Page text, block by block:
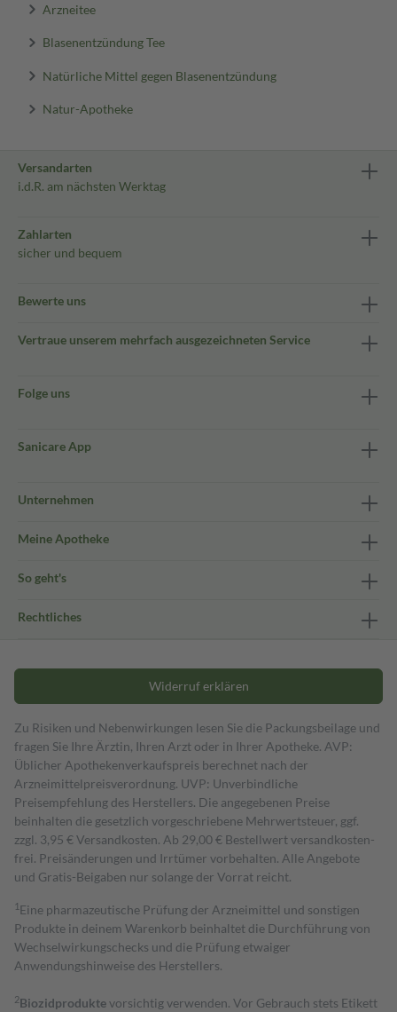
Arzneitee
Blasenentzündung Tee
Natürliche Mittel gegen Blasenentzündung
Natur-Apotheke
Versandarten
i.d.R. am nächsten Werktag
Zahlarten
sicher und bequem
Bewerte uns
Vertraue unserem mehrfach ausgezeichneten Service
Folge uns
Sanicare App
Unternehmen
Meine Apotheke
So geht's
Rechtliches
Widerruf erklären
Zu Risiken und Nebenwirkungen lesen Sie die Packungsbeilage und
fragen Sie Ihre Ärztin, Ihren Arzt oder in Ihrer Apotheke. AVP:
Üblicher Apothekenverkaufspreis berechnet nach der
Arzneimittelpreisverordnung. UVP: Unverbindliche
Preisempfehlung des Herstellers. Die angegebenen Preise
beinhalten die gesetzlich vorgeschriebene Mehrwertsteuer, ggf.
zzgl. 3,95 € Versandkosten. Ab 29,00 € Bestell­wert versand­kosten­
frei. Preisänderungen und Irrtümer vorbehalten. Alle Angebote
und Gratis-Beigaben nur solange der Vorrat reicht.
1 Eine pharmazeutische Prüfung der Arzneimittel und sonstigen
Produkte in deinem Warenkorb beinhaltet die Durchführung von
Wechselwirkungschecks und die Prüfung etwaiger
Anwendungshinweise des Herstellers.
2Biozidproduktevorsichtig verwenden. Vor Gebrauch stets Etikett